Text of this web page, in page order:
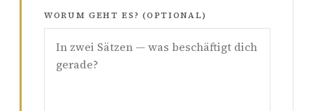
WORUM GEHT ES? (OPTIONAL)